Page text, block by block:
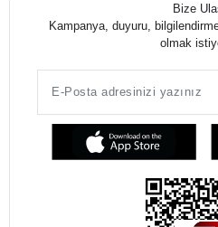
Bize
Kampanya, duyuru,
olmak